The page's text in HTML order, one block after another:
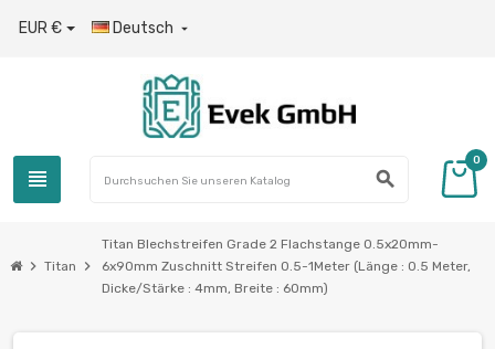
EUR € Deutsch 
view_headline search
0
chevron_right Titan chevron_right
Titan Blechstreifen Grade 2 Flachstange 0.5x20mm-
6x90mm Zuschnitt Streifen 0.5-1Meter (Länge : 0.5 Meter,
Dicke/Stärke : 4mm, Breite : 60mm)